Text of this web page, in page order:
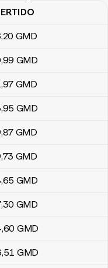
gambianos
,20 GMD
,99 GMD
,97 GMD
,95 GMD
,87 GMD
,73 GMD
,65 GMD
,30 GMD
,60 GMD
,51 GMD